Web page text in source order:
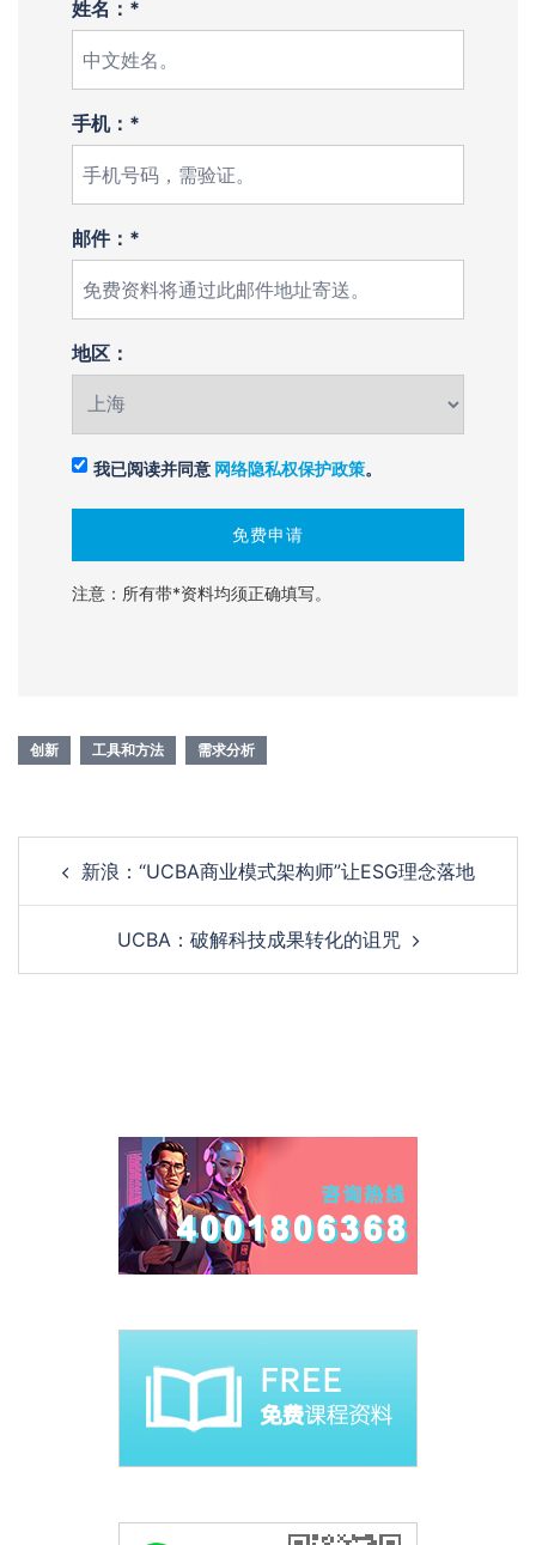
姓名：*
手机：*
邮件：*
地区：
我已阅读并同意 网络隐私权保护政策。
注意：所有带*资料均须正确填写。
创新 工具和方法 需求分析
新浪：“UCBA商业模式架构师”让ESG理念落地
UCBA：破解科技成果转化的诅咒